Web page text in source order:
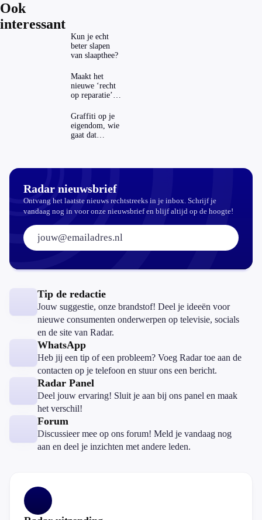
Ook
interessant
Kun je echt
beter slapen
van slaapthee?
Maakt het
nieuwe ‘recht
op reparatie’
echt
aantrekkelijker?
Graffiti op je
eigendom, wie
gaat dat
Radar nieuwsbrief
Ontvang het laatste nieuws rechtstreeks in je inbox. Schrijf je
vandaag nog in voor onze nieuwsbrief en blijf altijd op de hoogte!
E-mailadres:
Tip de redactie
Jouw suggestie, onze brandstof! Deel je ideeën voor
nieuwe consumenten onderwerpen op televisie, socials
en de site van Radar.
WhatsApp
Heb jij een tip of een probleem? Voeg Radar toe aan de
contacten op je telefoon en stuur ons een bericht.
Radar Panel
Deel jouw ervaring! Sluit je aan bij ons panel en maak
het verschil!
Forum
Discussieer mee op ons forum! Meld je vandaag nog
aan en deel je inzichten met andere leden.